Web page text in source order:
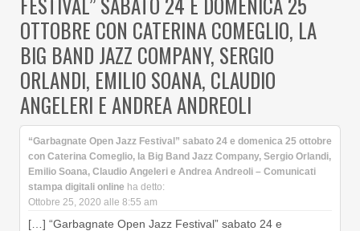
OTTOBRE CON CATERINA COMEGLIO, LA
BIG BAND JAZZ COMPANY, SERGIO
ORLANDI, EMILIO SOANA, CLAUDIO
ANGELERI E ANDREA ANDREOLI
“Garbagnate Open Jazz Festival” sabato 24 e domenica 25 ottobre
con Caterina Comeglio, la Big Band Jazz Company, Sergio Orlandi,
Emilio Soana, Claudio Angeleri e Andrea Andreoli – Comunicati
stampa digitali online ha detto:
Ottobre 25, 2020 alle 8:55 am
[…] “Garbagnate Open Jazz Festival” sabato 24 e